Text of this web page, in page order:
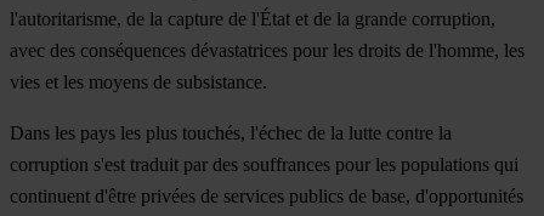
l'autoritarisme, de la capture de l'État et de la grande corruption,
avec des conséquences dévastatrices pour les droits de l'homme, les
vies et les moyens de subsistance.
Dans les pays les plus touchés, l'échec de la lutte contre la
corruption s'est traduit par des souffrances pour les populations qui
continuent d'être privées de services publics de base, d'opportunités